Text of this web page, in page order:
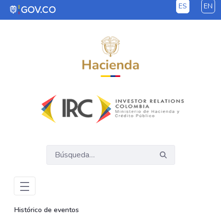
Saltar al contenido principal ES EN
Histórico de eventos